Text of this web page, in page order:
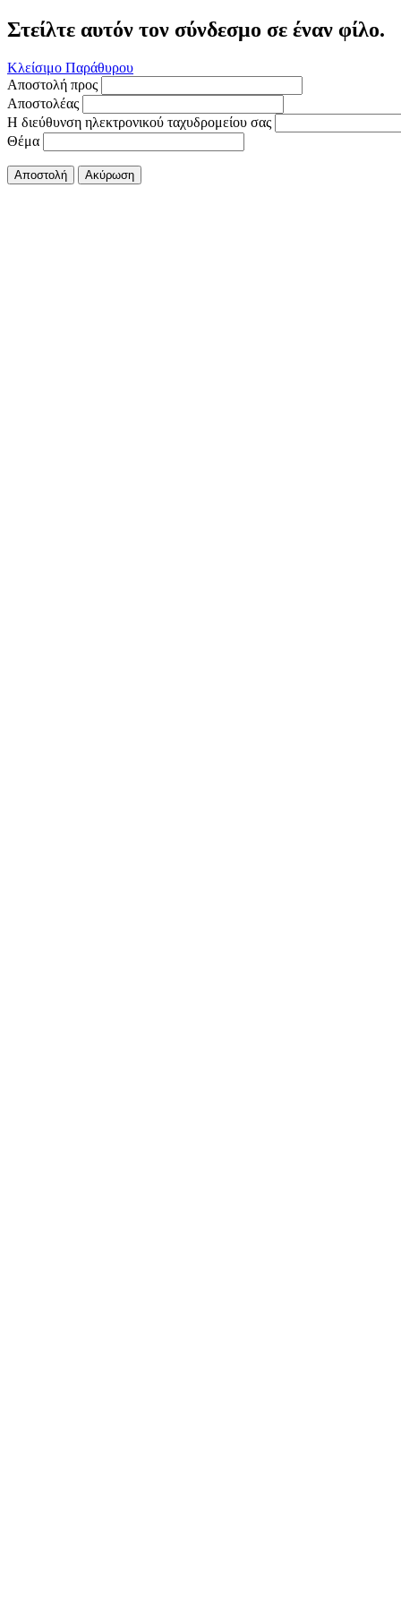
Στείλτε αυτόν τον σύνδεσμο σε έναν φίλο.
Κλείσιμο Παράθυρου
Αποστολή προς
Αποστολέας
Η διεύθυνση ηλεκτρονικού ταχυδρομείου σας
Θέμα
Αποστολή Ακύρωση